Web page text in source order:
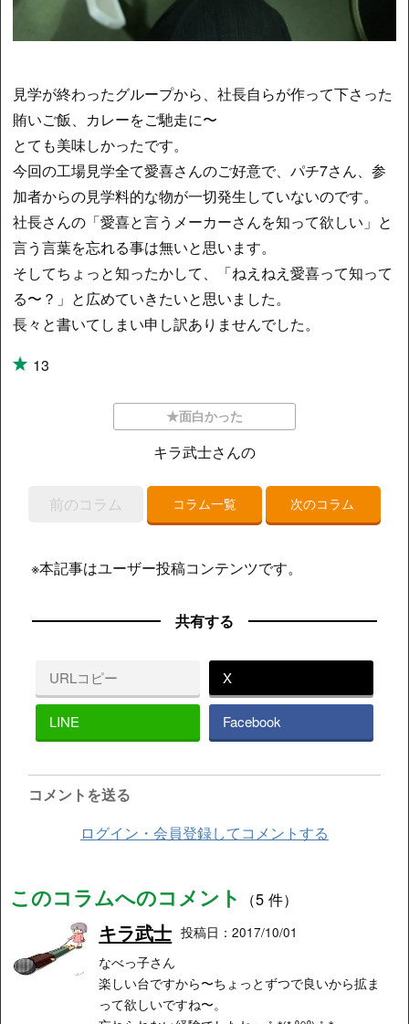
見学が終わったグループから、社長自らが作って下さった
賄いご飯、カレーをご馳走に〜
とても美味しかったです。
今回の工場見学全て愛喜さんのご好意で、パチ7さん、参
加者からの見学料的な物が一切発生していないのです。
社長さんの「愛喜と言うメーカーさんを知って欲しい」と
言う言葉を忘れる事は無いと思います。
そしてちょっと知ったかして、「ねえねえ愛喜って知って
る〜？」と広めていきたいと思いました。
長々と書いてしまい申し訳ありませんでした。
13
★面白かった
キラ武士さんの
前のコラム コラム一覧 次のコラム
※本記事はユーザー投稿コンテンツです。
共有する
URLコピー X
LINE Facebook
コメントを送る
ログイン・会員登録してコメントする
このコラムへのコメント （5 件）
キラ武士 投稿日：2017/10/01
なべっ子さん
楽しい台ですから〜ちょっとずつで良いから拡ま
って欲しいですね〜。